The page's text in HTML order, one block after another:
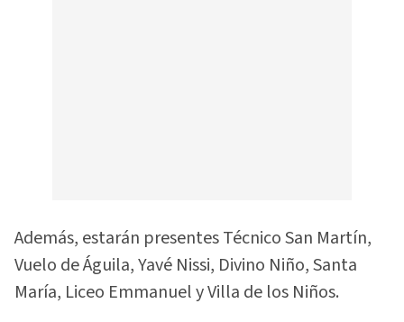
Además, estarán presentes Técnico San Martín,
Vuelo de Águila, Yavé Nissi, Divino Niño, Santa
María, Liceo Emmanuel y Villa de los Niños.